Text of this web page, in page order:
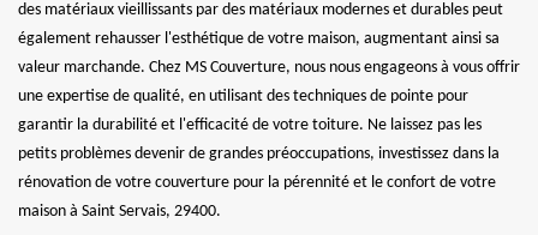
des matériaux vieillissants par des matériaux modernes et durables peut
également rehausser l'esthétique de votre maison, augmentant ainsi sa
valeur marchande. Chez MS Couverture, nous nous engageons à vous offrir
une expertise de qualité, en utilisant des techniques de pointe pour
garantir la durabilité et l'efficacité de votre toiture. Ne laissez pas les
petits problèmes devenir de grandes préoccupations, investissez dans la
rénovation de votre couverture pour la pérennité et le confort de votre
maison à Saint Servais, 29400.